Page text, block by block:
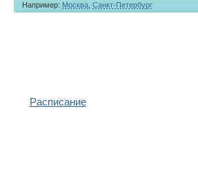
Например: Москва ,Санкт-Петербург
Расписание